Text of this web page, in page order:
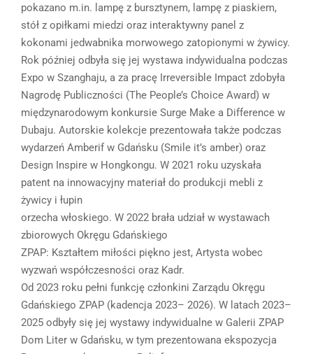
pokazano m.in. lampę z bursztynem, lampę z piaskiem,
stół z opiłkami miedzi oraz interaktywny panel z
kokonami jedwabnika morwowego zatopionymi w żywicy.
Rok później odbyła się jej wystawa indywidualna podczas
Expo w Szanghaju, a za pracę Irreversible Impact zdobyła
Nagrodę Publiczności (The People’s Choice Award) w
międzynarodowym konkursie Surge Make a Difference w
Dubaju. Autorskie kolekcje prezentowała także podczas
wydarzeń Amberif w Gdańsku (Smile it’s amber) oraz
Design Inspire w Hongkongu. W 2021 roku uzyskała
patent na innowacyjny materiał do produkcji mebli z
żywicy i łupin
orzecha włoskiego. W 2022 brała udział w wystawach
zbiorowych Okręgu Gdańskiego
ZPAP: Kształtem miłości piękno jest, Artysta wobec
wyzwań współczesności oraz Kadr.
Od 2023 roku pełni funkcję członkini Zarządu Okręgu
Gdańskiego ZPAP (kadencja 2023– 2026). W latach 2023–
2025 odbyły się jej wystawy indywidualne w Galerii ZPAP
Dom Liter w Gdańsku, w tym prezentowana ekspozycja